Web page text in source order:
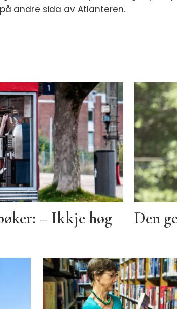
andre sida av Atlanteren.
– Ikkje høg
Den